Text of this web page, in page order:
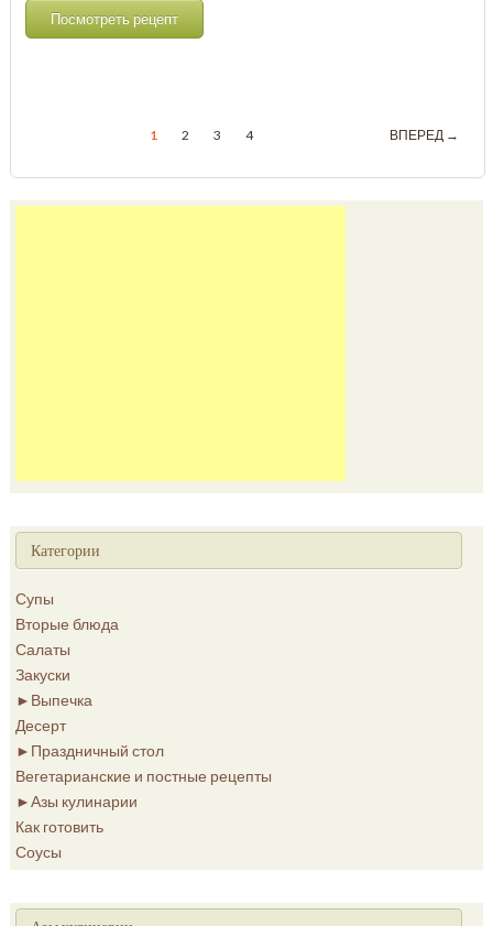
Посмотреть рецепт
1 2 3 4 ВПЕРЕД →
Категории
Супы
Вторые блюда
Салаты
Закуски
► Выпечка
Десерт
► Праздничный стол
Вегетарианские и постные рецепты
►Азы кулинарии
Как готовить
Соусы